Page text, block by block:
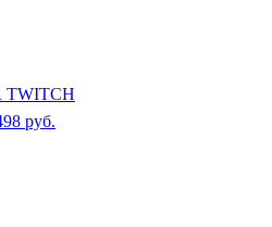
TWITCH
руб.